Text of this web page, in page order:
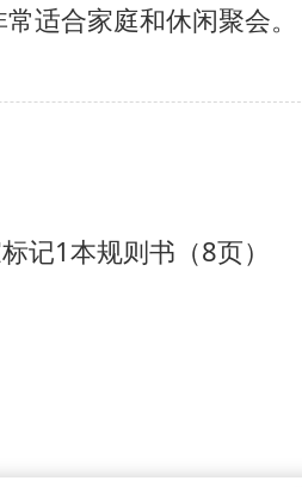
适合家庭和休闲聚会。
记1本规则书（8页）